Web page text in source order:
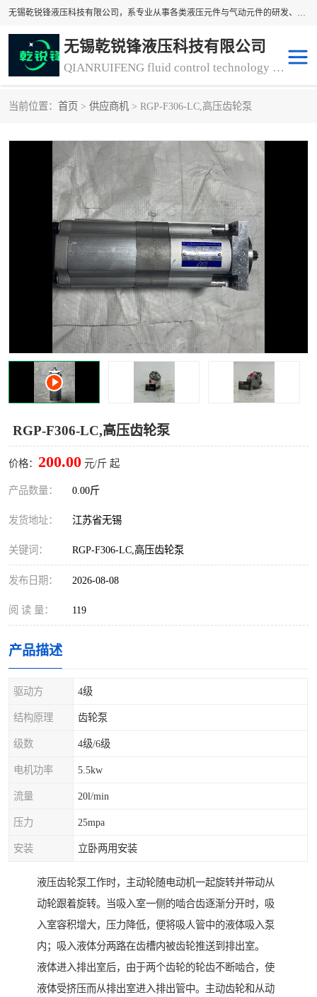
无锡乾锐锋液压科技有限公司，系专业从事各类液压元件与气动元件的研发、生产和销售业务为一体的生产型齿轮泵厂家、液压齿轮泵厂家。主要生产销售风冷式冷却器、液压油风冷却器，冷却器厂家直销、齿轮泵型号、齿轮泵厂家排名详情可来电咨询！
无锡乾锐锋液压科技有限公司
QIANRUIFENG fluid control technology co. LTD
当前位置： 首页 > 供应商机 > RGP-F306-LC,高压齿轮泵
RGP-F306-LC,高压齿轮泵
价格： 200.00 元/斤 起
产品数量： 0.00斤
发货地址： 江苏省无锡
关键词： RGP-F306-LC,高压齿轮泵
发布日期： 2026-08-08
阅 读 量： 119
产品描述
驱动方 4级
结构原理 齿轮泵
级数 4级/6级
电机功率 5.5kw
流量 20l/min
压力 25mpa
安装 立卧两用安装
液压齿轮泵工作时，主动轮随电动机一起旋转并带动从
动轮跟着旋转。当吸入室一侧的啮合齿逐渐分开时，吸
入室容积增大，压力降低，便将吸人管中的液体吸入泵
内；吸入液体分两路在齿槽内被齿轮推送到排出室。
液体进入排出室后，由于两个齿轮的轮齿不断啮合，使
液体受挤压而从排出室进入排出管中。主动齿轮和从动
冷却器厂家直销
离合器、制动器 气动元器件
齿轮泵厂家